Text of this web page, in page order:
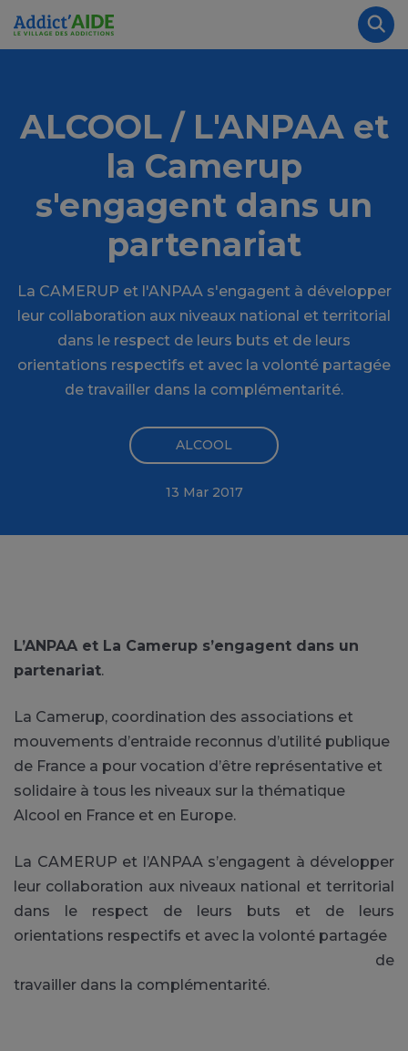
Aller au contenu principal
ALCOOL / L'ANPAA et
la Camerup
s'engagent dans un
partenariat
La CAMERUP et l'ANPAA s'engagent à développer
leur collaboration aux niveaux national et territorial
dans le respect de leurs buts et de leurs
orientations respectifs et avec la volonté partagée
de travailler dans la complémentarité.
ALCOOL
13 Mar 2017
L’ANPAA et La Camerup s’engagent dans un
partenariat.
La Camerup, coordination des associations et
mouvements d’entraide reconnus d’utilité publique
de France a pour vocation d’être représentative et
solidaire à tous les niveaux sur la thématique
Alcool en France et en Europe.
La CAMERUP et l’ANPAA s’engagent à développer
leur collaboration aux niveaux national et territorial
dans le respect de leurs buts et de leurs
orientations respectifs et avec la volonté partagée
de
travailler dans la complémentarité.
Panneau de gestion des cookies